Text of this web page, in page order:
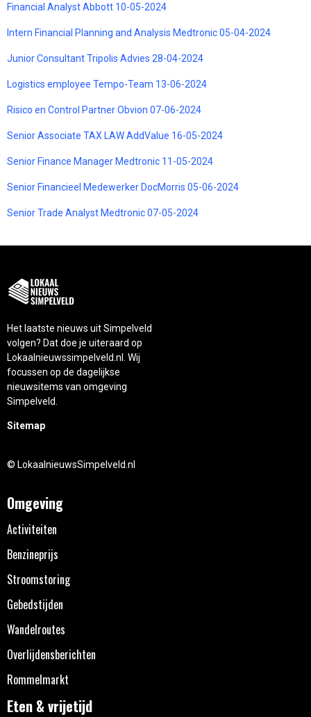
Financial Analyst Abbott 10-05-2024
Intern Financial Planning and Analysis Medtronic 05-04-2024
Junior Consultant Tripolis Advies 28-04-2024
Logistics employee Tempo-Team 13-06-2024
Risico en Control Partner Obvion 07-06-2024
Senior Associate TAX LAW AddValue 16-05-2024
Senior Finance Manager Medtronic 11-05-2024
Senior Financieel Medewerker DocMorris 05-06-2024
Senior Trade Analyst Medtronic 07-05-2024
Het laatste nieuws uit Simpelveld
volgen? Dat doe je uiteraard op
Lokaalnieuwssimpelveld.nl. Wij
focussen op de dagelijkse
nieuwsitems van omgeving
Simpelveld.
Sitemap
© LokaalnieuwsSimpelveld.nl
Omgeving
Activiteiten
Benzineprijs
Stroomstoring
Gebedstijden
Wandelroutes
Overlijdensberichten
Rommelmarkt
Eten & vrijetijd